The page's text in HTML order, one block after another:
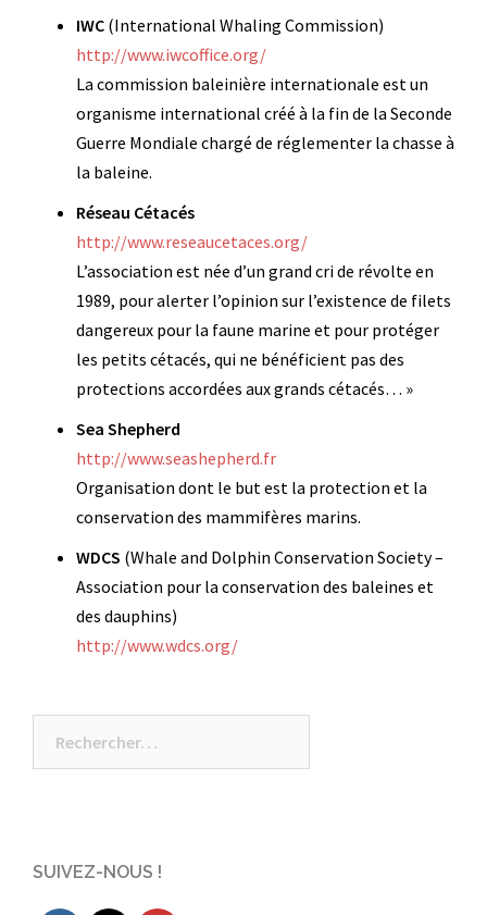
IWC (International Whaling Commission)
http://www.iwcoffice.org/
La commission baleinière internationale est un
organisme international créé à la fin de la Seconde
Guerre Mondiale chargé de réglementer la chasse à
la baleine.
Réseau Cétacés
http://www.reseaucetaces.org/
L’association est née d’un grand cri de révolte en
1989, pour alerter l’opinion sur l’existence de filets
dangereux pour la faune marine et pour protéger
les petits cétacés, qui ne bénéficient pas des
protections accordées aux grands cétacés… »
Sea Shepherd
http://www.seashepherd.fr
Organisation dont le but est la protection et la
conservation des mammifères marins.
WDCS (Whale and Dolphin Conservation Society –
Association pour la conservation des baleines et
des dauphins)
http://www.wdcs.org/
SUIVEZ-NOUS !